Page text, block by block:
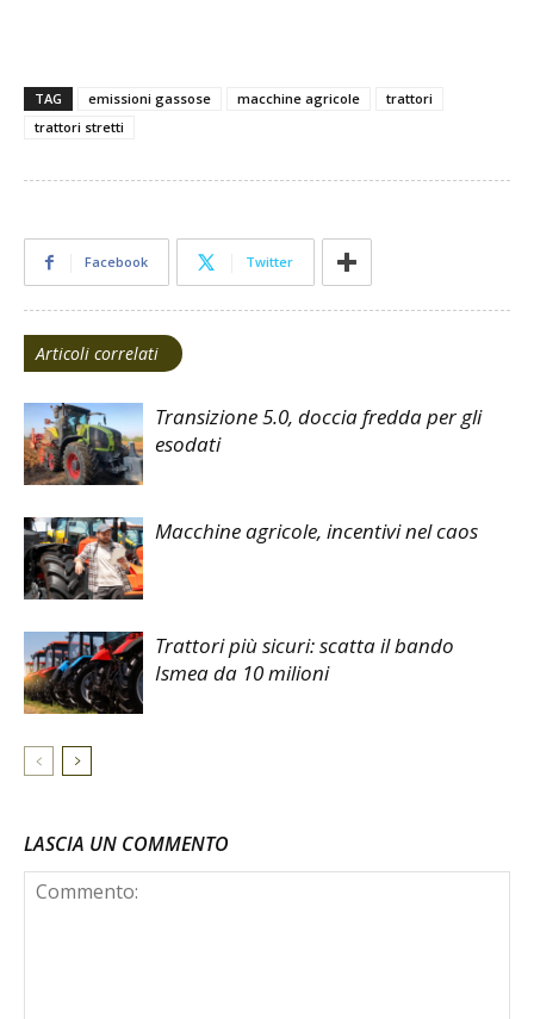
TAG emissioni gassose macchine agricole
trattori
trattori stretti
Facebook Twitter
Articoli correlati
Transizione 5.0, doccia fredda per gli
esodati
Macchine agricole, incentivi nel caos
Trattori più sicuri: scatta il bando
Ismea da 10 milioni
LASCIA UN COMMENTO